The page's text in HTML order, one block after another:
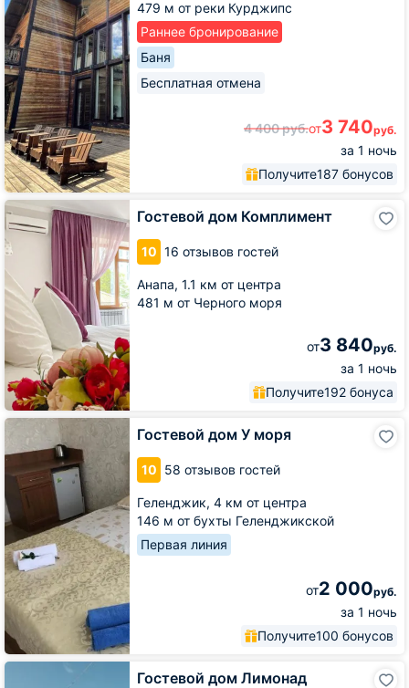
479 м от реки Курджипс
Раннее бронирование
Баня
Бесплатная отмена
4 400руб.от3 740руб.
за 1 ночь
Получите187 бонусов
Гостевой дом Комплимент
10 16 отзывов гостей
Анапа, 1.1 км от центра
481 м от Черного моря
от3 840руб.
за 1 ночь
Получите192 бонуса
Гостевой
дом
Комплимент
Гостевой дом У моря
10 58 отзывов гостей
Геленджик, 4 км от центра
146 м от бухты Геленджикской
Первая линия
от2 000руб.
за 1 ночь
Получите100 бонусов
Гостевой
У
моря
Гостевой дом Лимонад
Гостевой